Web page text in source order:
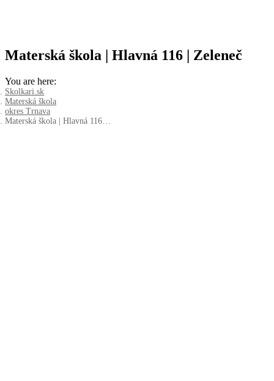
Materská škola | Hlavná 116 | Zeleneč
You are here:
Skolkari.sk
Materská škola
okres Trnava
Materská škola | Hlavná 116…